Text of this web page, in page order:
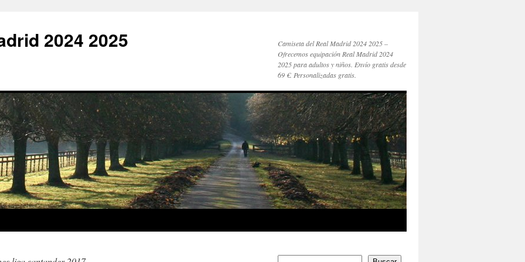
2024 2025
Camiseta del Real Madrid 2024 2025 –
Ofrecemos equipación Real Madrid 2024
2025 para adultos y niños. Envío gratis desde
69 €. Personalizadas gratis.